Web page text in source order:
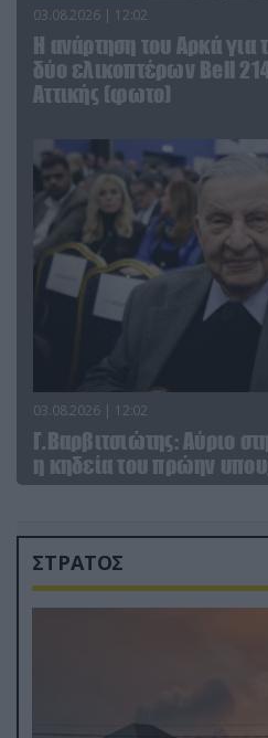
03.08.2026 | 12:02
Η ανάρτηση του Αρκά
δύο ελικοπτέρων Bell
Αττικής (φωτο)
03.08.2026 | 12:02
Γ.Βαρβιτσιώτης: Aύριο
η κηδεία του πρώην
ΣΤΡΑΤΟΣ